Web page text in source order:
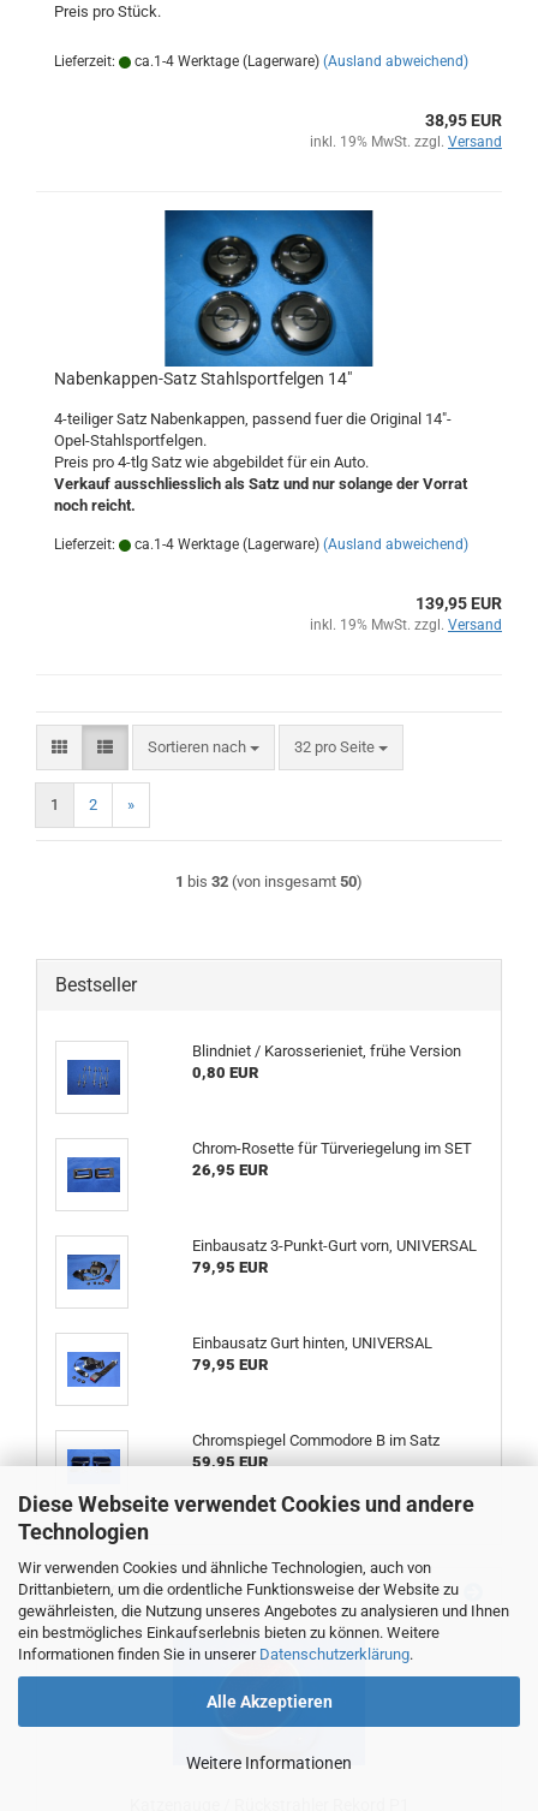
Diese Webseite verwendet Cookies und andere
Technologien
Wir verwenden Cookies und ähnliche Technologien, auch von
Drittanbietern, um die ordentliche Funktionsweise der Website zu
gewährleisten, die Nutzung unseres Angebotes zu analysieren und Ihnen
ein bestmögliches Einkaufserlebnis bieten zu können. Weitere
Informationen finden Sie in unserer Datenschutzerklärung.
Alle Akzeptieren
Weitere Informationen
Preis pro Stück.
Lieferzeit: ca.1-4 Werktage (Lagerware) (Ausland abweichend)
38,95 EUR
inkl. 19% MwSt. zzgl. Versand
Nabenkappen-Satz Stahlsportfelgen 14"
4-teiliger Satz Nabenkappen, passend fuer die Original 14"-
Opel-Stahlsportfelgen.
Preis pro 4-tlg Satz wie abgebildet für ein Auto.
Verkauf ausschliesslich als Satz und nur solange der Vorrat
noch reicht.
Lieferzeit: ca.1-4 Werktage (Lagerware) (Ausland abweichend)
139,95 EUR
inkl. 19% MwSt. zzgl. Versand
Sortieren nach
Sortieren nach 32 pro Seite
pro Seite
1 2 »
1 bis 32 (von insgesamt 50)
Bestseller
Blindniet / Karosserieniet, frühe Version
0,80 EUR
Chrom-Rosette für Türveriegelung im SET
26,95 EUR
Einbausatz 3-Punkt-Gurt vorn, UNIVERSAL
79,95 EUR
Einbausatz Gurt hinten, UNIVERSAL
79,95 EUR
Chromspiegel Commodore B im Satz
59,95 EUR
Neue Artikel